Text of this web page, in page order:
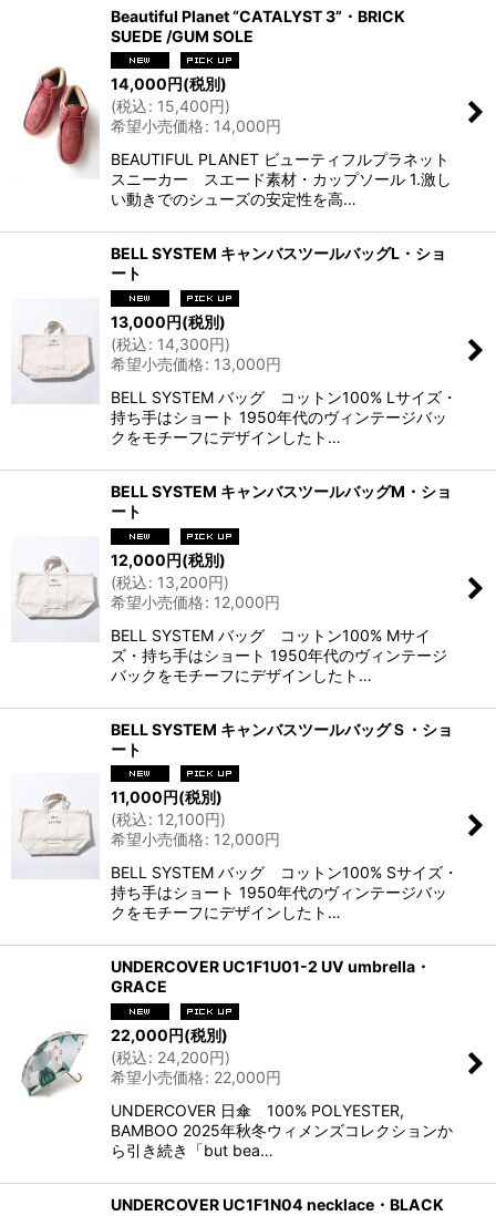
Beautiful Planet “CATALYST 3”・BRICK
SUEDE /GUM SOLE
14,000円(税別)
(税込: 15,400円)
希望小売価格: 14,000円
BEAUTIFUL PLANET ビューティフルプラネット
スニーカー スエード素材・カップソール 1.激し
い動きでのシューズの安定性を高…
BELL SYSTEM キャンバスツールバッグL・ショ
ート
13,000円(税別)
(税込: 14,300円)
希望小売価格: 13,000円
BELL SYSTEM バッグ コットン100% Lサイズ・
持ち手はショート 1950年代のヴィンテージバッ
クをモチーフにデザインしたト…
BELL SYSTEM キャンバスツールバッグM・ショ
ート
12,000円(税別)
(税込: 13,200円)
希望小売価格: 12,000円
BELL SYSTEM バッグ コットン100% Mサイ
ズ・持ち手はショート 1950年代のヴィンテージ
バックをモチーフにデザインしたト…
BELL SYSTEM キャンバスツールバッグＳ・ショ
ート
11,000円(税別)
(税込: 12,100円)
希望小売価格: 12,000円
BELL SYSTEM バッグ コットン100% Sサイズ・
持ち手はショート 1950年代のヴィンテージバッ
クをモチーフにデザインしたト…
UNDERCOVER UC1F1U01-2 UV umbrella・
GRACE
22,000円(税別)
(税込: 24,200円)
希望小売価格: 22,000円
UNDERCOVER 日傘 100% POLYESTER,
BAMBOO 2025年秋冬ウィメンズコレクションか
ら引き続き「but bea…
UNDERCOVER UC1F1N04 necklace・BLACK